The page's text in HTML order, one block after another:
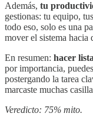
Además, tu
gestionas: tu equipo,
todo eso, solo es una
mover el sistema hacia
En resumen: hacer
por importancia,
postergando la tarea
marcaste muchas
Veredicto: 75% mito.